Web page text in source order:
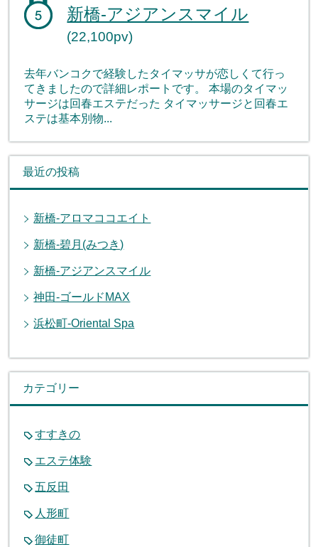
新橋-アジアンスマイル
(22,100pv)
去年バンコクで経験したタイマッサが恋しくて行っ
てきましたので詳細レポートです。 本場のタイマッ
サージは回春エステだった タイマッサージと回春エ
ステは基本別物...
最近の投稿
新橋-アロマココエイト
新橋-碧月(みつき)
新橋-アジアンスマイル
神田-ゴールドMAX
浜松町-Oriental Spa
カテゴリー
すすきの
エステ体験
五反田
人形町
御徒町